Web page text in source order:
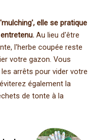
elle se pratique
Au lieu d'être
l'herbe coupée reste
votre gazon. Vous
arrêts pour vider votre
également la
de tonte à la